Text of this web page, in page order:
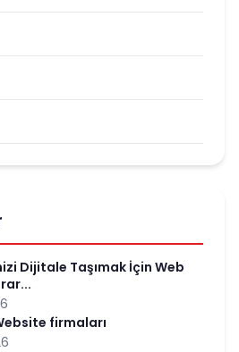
Dijitale Taşımak İçin Web
firmaları